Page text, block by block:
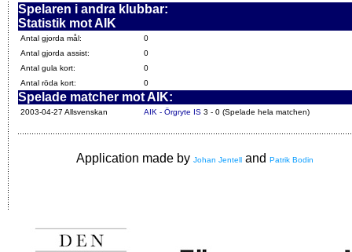
Spelaren i andra klubbar:
Statistik mot AIK
Antal gjorda mål:
0
Antal gjorda assist:
0
Antal gula kort:
0
Antal röda kort:
0
Spelade matcher mot AIK:
2003-04-27 Allsvenskan AIK - Örgryte IS 3 - 0 (Spelade hela matchen)
Application made by Johan Jentell and Patrik Bodin